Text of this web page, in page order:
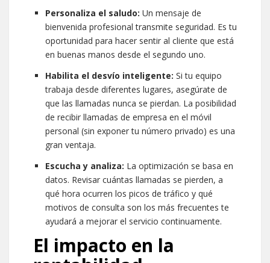
Personaliza el saludo: Un mensaje de
bienvenida profesional transmite seguridad. Es tu
oportunidad para hacer sentir al cliente que está
en buenas manos desde el segundo uno.
Habilita el desvío inteligente: Si tu equipo
trabaja desde diferentes lugares, asegúrate de
que las llamadas nunca se pierdan. La posibilidad
de recibir llamadas de empresa en el móvil
personal (sin exponer tu número privado) es una
gran ventaja.
Escucha y analiza: La optimización se basa en
datos. Revisar cuántas llamadas se pierden, a
qué hora ocurren los picos de tráfico y qué
motivos de consulta son los más frecuentes te
ayudará a mejorar el servicio continuamente.
El impacto en la